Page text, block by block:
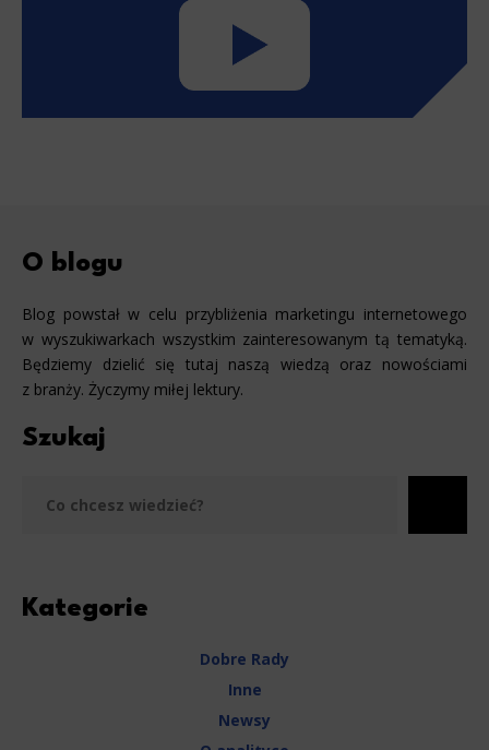
O blogu
Blog powstał w celu przybliżenia marketingu internetowego
w wyszukiwarkach wszystkim zainteresowanym tą tematyką.
Będziemy dzielić się tutaj naszą wiedzą oraz nowościami
z branży. Życzymy miłej lektury.
Szukaj
Kategorie
Dobre Rady
Inne
Newsy